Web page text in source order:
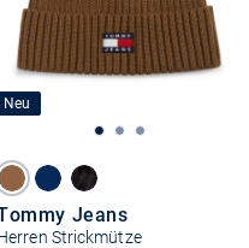
Neu
Jeans
Strickmütze